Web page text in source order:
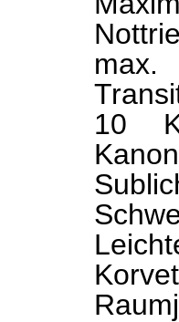
max.
10